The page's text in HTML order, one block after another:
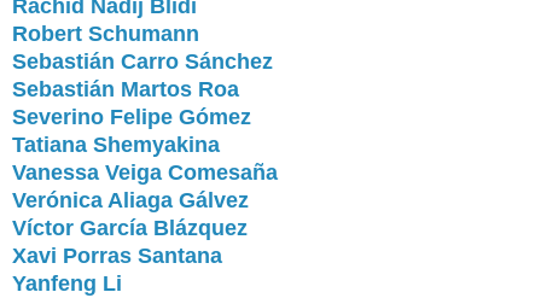
Rachid Nadij Blidi
Robert Schumann
Sebastián Carro Sánchez
Sebastián Martos Roa
Severino Felipe Gómez
Tatiana Shemyakina
Vanessa Veiga Comesaña
Verónica Aliaga Gálvez
Víctor García Blázquez
Xavi Porras Santana
Yanfeng Li